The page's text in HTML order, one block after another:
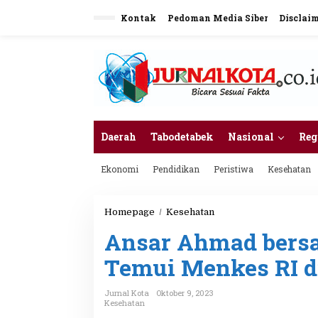
Kontak Pedoman Media Siber
Daerah Tabodetabek Nasional
Ekonomi Pendidikan Peristiwa Kesehatan
Homepage / Kesehatan
s
a
r
A
Ansar Ahmad
Temui Menkes RI
Jurnal Kota
Oktober 9, 2023
Kesehatan